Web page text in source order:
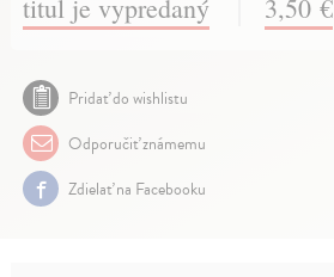
titul je vypredaný 3,50 €
Pridať do wishlistu
Odporučiť známemu
Zdielať na Facebooku